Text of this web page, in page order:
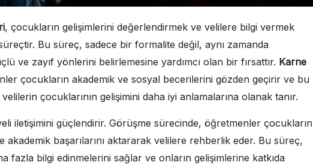
, çocukların gelişimlerini değerlendirmek ve velilere bilgi vermek
Bu süreç, sadece bir formalite değil, aynı zamanda
ve zayıf yönlerini belirlemesine yardımcı olan bir fırsattır. Karne
çocukların akademik ve sosyal becerilerini gözden geçirir ve bu
çocuklarının gelişimini daha iyi anlamalarına olanak tanır.
iletişimini güçlendirir. Görüşme sürecinde, öğretmenler çocukların
akademik başarılarını aktararak velilere rehberlik eder. Bu süreç,
fazla bilgi edinmelerini sağlar ve onların gelişimlerine katkıda